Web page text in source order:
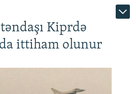
Kiprdə
ittiham olunur